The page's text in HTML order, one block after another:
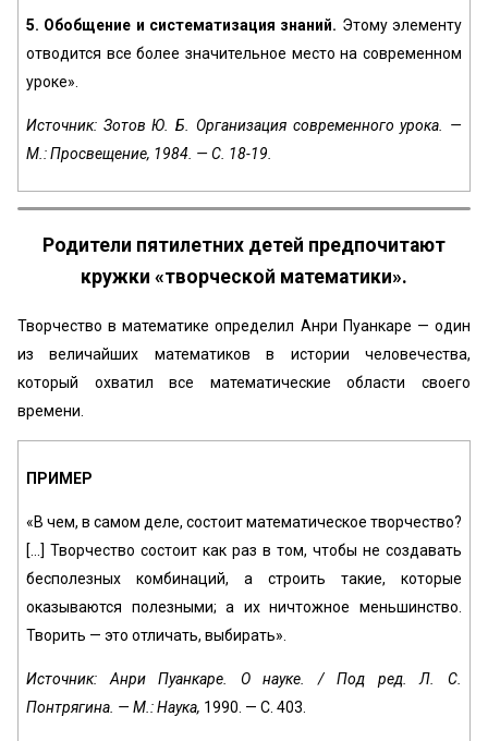
5. Обобщение и систематизация знаний. Этому элементу
отводится все более значительное место на современном
уроке».
Источник: Зотов Ю. Б. Организация современного урока. —
М.: Просвещение, 1984. — С. 18-19.
Родители пятилетних детей предпочитают
кружки «‎творческой математики».
Творчество в математике определил Анри Пуанкаре — один
из величайших математиков в истории человечества,
который охватил все математические области своего
времени.
ПРИМЕР
«‎В чем, в самом деле, состоит математическое творчество?
[...] Творчество состоит как раз в том, чтобы не создавать
бесполезных комбинаций, а строить такие, которые
оказываются полезными; а их ничтожное меньшинство.
Творить — это отличать, выбирать».
Источник: Анри Пуанкаре. О науке. / Под ред. Л. С.
Понтрягина. — М.: Наука, 1990. — С. 403.